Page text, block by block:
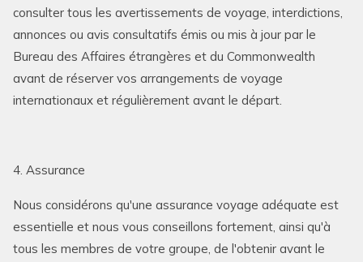
consulter tous les avertissements de voyage, interdictions,
annonces ou avis consultatifs émis ou mis à jour par le
Bureau des Affaires étrangères et du Commonwealth
avant de réserver vos arrangements de voyage
internationaux et régulièrement avant le départ.
4. Assurance
Nous considérons qu'une assurance voyage adéquate est
essentielle et nous vous conseillons fortement, ainsi qu'à
tous les membres de votre groupe, de l'obtenir avant le